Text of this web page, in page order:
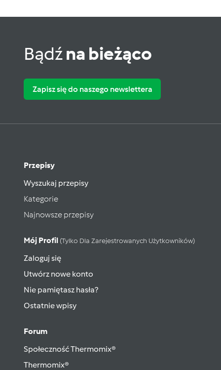
Bądźna bieżąco
Zapisz się do naszego newslettera
Przepisy
Wyszukaj przepisy
Kategorie
Najnowsze przepisy
Mój Profil (tylko Dla Zarejestrowanych Użytkowników)
Zaloguj się
Utwórz nowe konto
Nie pamiętasz hasła?
Ostatnie wpisy
Forum
Społeczność Thermomix®
Thermomix®